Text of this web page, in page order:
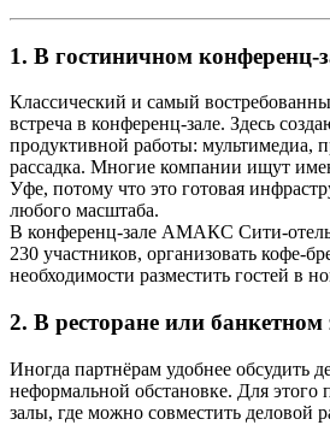
1. В гостиничном конференц-
Классический и самый
встреча в конференц-зале. Здесь
продуктивной работы: мультимедиа,
рассадка. Многие компании ищут
Уфе, потому что это готовая
любого масштаба.
В конференц-зале АМАКС Сити-
230 участников, организовать кофе-
необходимости разместить гостей в
2. В ресторане или банкетном
Иногда партнёрам удобнее обсудить
неформальной обстановке. Для этого
залы, где можно совместить деловой